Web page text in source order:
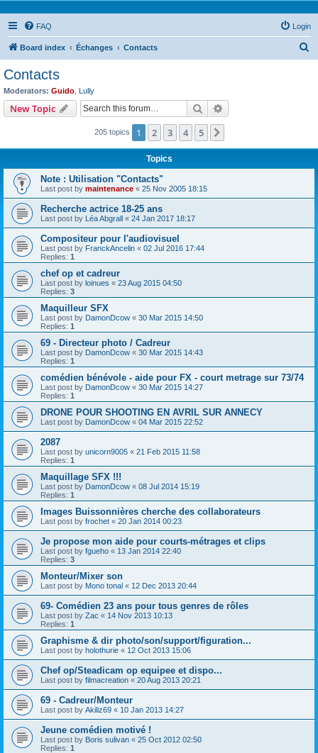
FAQ Login
Board index Échanges Contacts
Contacts
Moderators: Guido Lully
New Topic Search
205 topics 1 2 3 4 5
Topics
Note : Utilisation "Contacts"
Last post by maintenance « 25 Nov 2005 18:15
Recherche actrice 18-25 ans
Last post by Léa Abgrall « 24 Jan 2017 18:17
Compositeur pour l'audiovisuel
Last post by FranckAncelin « 02 Jul 2016 17:44
Replies: 1
chef op et cadreur
Last post by loinues « 23 Aug 2015 04:50
Replies: 3
Maquilleur SFX
Last post by DamonDcow « 30 Mar 2015 14:50
Replies: 1
69 - Directeur photo / Cadreur
Last post by DamonDcow « 30 Mar 2015 14:43
Replies: 1
comédien bénévole - aide pour FX - court metrage sur 73/74
Last post by DamonDcow « 30 Mar 2015 14:27
Replies: 1
DRONE POUR SHOOTING EN AVRIL SUR ANNECY
Last post by DamonDcow « 04 Mar 2015 22:52
2087
Last post by unicorn9005 « 21 Feb 2015 11:58
Replies: 1
Maquillage SFX !!!
Last post by DamonDcow « 08 Jul 2014 15:19
Replies: 1
Images Buissonnières cherche des collaborateurs
Last post by frochet « 20 Jan 2014 00:23
Je propose mon aide pour courts-métrages et clips
Last post by fgueho « 13 Jan 2014 22:40
Replies: 3
Monteur/Mixer son
Last post by Mono tonal « 12 Dec 2013 20:44
69- Comédien 23 ans pour tous genres de rôles
Last post by Zac « 14 Nov 2013 10:13
Replies: 1
Graphisme & dir photo/son/support/figuration...
Last post by holothurie « 12 Oct 2013 15:06
Chef op/Steadicam op equipee et dispo...
Last post by filmacreation « 20 Aug 2013 20:21
69 - Cadreur/Monteur
Last post by Akiliz69 « 10 Jan 2013 14:27
Jeune comédien motivé !
Last post by Boris sulivan « 25 Oct 2012 02:50
Replies: 1